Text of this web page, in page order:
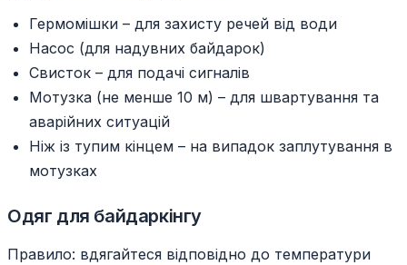
Гермомішки – для захисту речей від води
Насос (для надувних байдарок)
Свисток – для подачі сигналів
Мотузка (не менше 10 м) – для швартування та
аварійних ситуацій
Ніж із тупим кінцем – на випадок заплутування в
мотузках
Одяг для байдаркінгу
Правило: вдягайтеся відповідно до температури